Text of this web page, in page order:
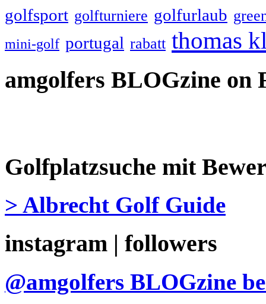
golfsport golfturniere golfurlaub
mini-golf portugal rabatt thomas
amgolfers BLOGzine on
Golfplatzsuche mit
> Albrecht Golf Guide
instagram | followers
@amgolfers BLOGzine